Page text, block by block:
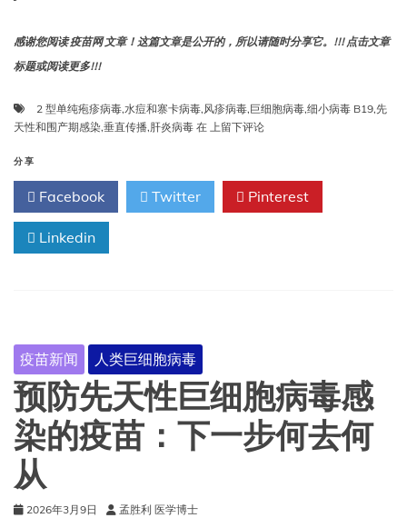
感谢您阅读 疫苗网 文章！这篇文章是公开的，所以请随时分享它。!!! 点击文章
标题或阅读更多!!!
2 型单纯疱疹病毒,水痘和寨卡病毒,风疹病毒,巨细胞病毒,细小病毒 B19,先
天性和围产期感染,垂直传播,肝炎病毒 在 先
和
产
和
胎
的
上留下评论
分享
Facebook Twitter Pinterest
Linkedin
疫苗新闻 人类巨细胞病毒
预防先天性巨细胞病毒感
染的疫苗：下一步何去何
从
2026年3月9日 孟胜利 医学博士